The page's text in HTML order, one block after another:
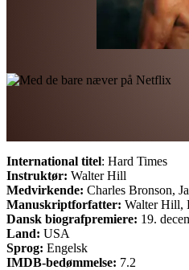
International titel: Hard Times
Instruktør: Walter Hill
Medvirkende: Charles Bronson,
Manuskriptforfatter: Walter Hill,
Dansk biografpremiere: 19.
Land: USA
Sprog: Engelsk
IMDB-bedømmelse: 7.2